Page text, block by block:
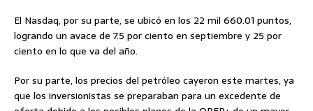
El Nasdaq, por su parte, se ubicó en los 22 mil 660.01 puntos,
logrando un avace de 7.5 por ciento en septiembre y 25 por
ciento en lo que va del año.
Por su parte, los precios del petróleo cayeron este martes, ya
que los inversionistas se preparaban para un excedente de